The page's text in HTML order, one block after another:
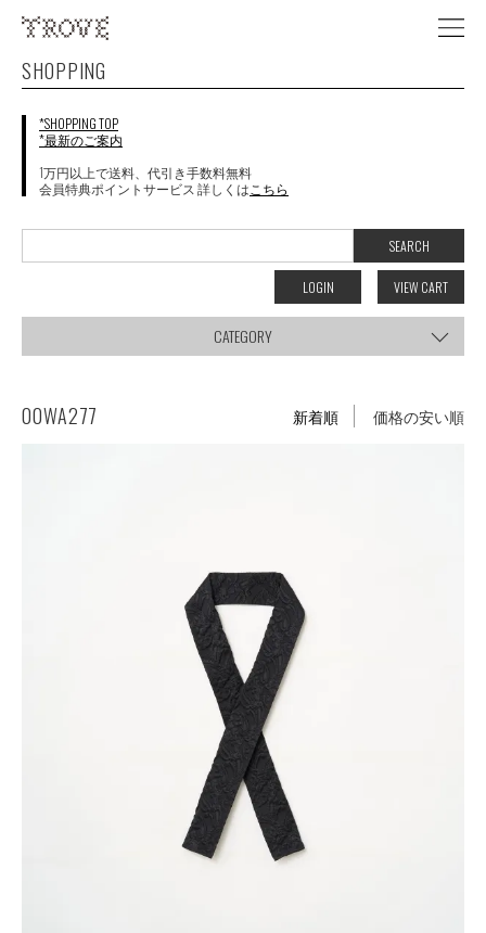
SHOPPING
*SHOPPING TOP
*最新のご案内
1万円以上で送料、代引き手数料無料
会員特典ポイントサービス 詳しくは こちら
LOGIN VIEW CART
CATEGORY
00WA277 新着順 価格の安い順